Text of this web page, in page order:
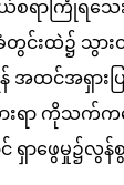
စရာကြုံရသေ
းထဲ၌ သွားတစ်
အထင်အရှား
ရာ ကိုသက်ကလ
ာဖွေမှု၌လွန်စွ